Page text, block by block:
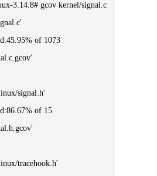
3.14.8# gcov kernel/signal.c
of 1073
signal.h'
of 15
tracehook.h'